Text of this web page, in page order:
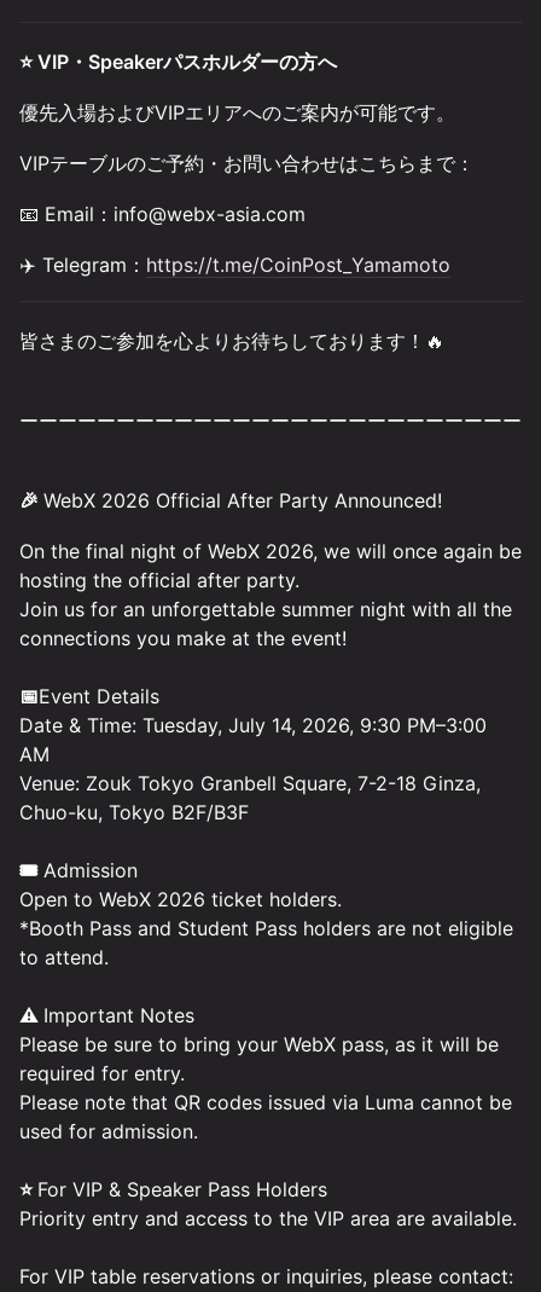
⭐ VIP・Speakerパスホルダーの方へ
優先入場およびVIPエリアへのご案内が可能です。
VIPテーブルのご予約・お問い合わせはこちらまで：
📧 Email：info@webx-asia.com
✈️ Telegram： https://t.me/CoinPost_Yamamoto
皆さまのご参加を心よりお待ちしております！🔥
ーーーーーーーーーーーーーーーーーーーーーーーーーー
🎉 WebX 2026 Official After Party Announced!
On the final night of WebX 2026, we will once again be
hosting the official after party.
Join us for an unforgettable summer night with all the
connections you make at the event!
📅Event Details
Date & Time: Tuesday, July 14, 2026, 9:30 PM–3:00
AM
Venue: Zouk Tokyo Granbell Square, 7-2-18 Ginza,
Chuo-ku, Tokyo B2F/B3F
🎟️ Admission
Open to WebX 2026 ticket holders.
*Booth Pass and Student Pass holders are not eligible
to attend.
⚠️ Important Notes
Please be sure to bring your WebX pass, as it will be
required for entry.
Please note that QR codes issued via Luma cannot be
used for admission.
⭐ For VIP & Speaker Pass Holders
Priority entry and access to the VIP area are available.
For VIP table reservations or inquiries, please contact: